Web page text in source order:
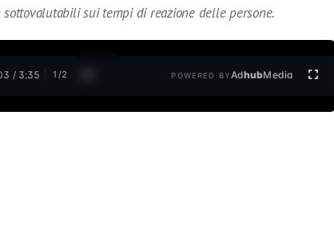
sui tempi di reazione delle persone.
/ 3:35 1 /2 POWERED BYAdhubMedia